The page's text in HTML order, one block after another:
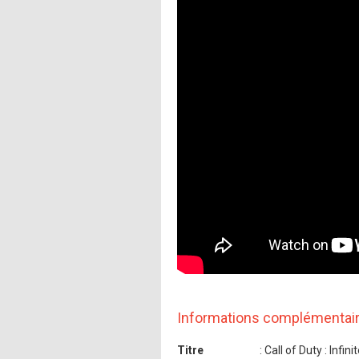
Informations
Titre : Call of Duty :